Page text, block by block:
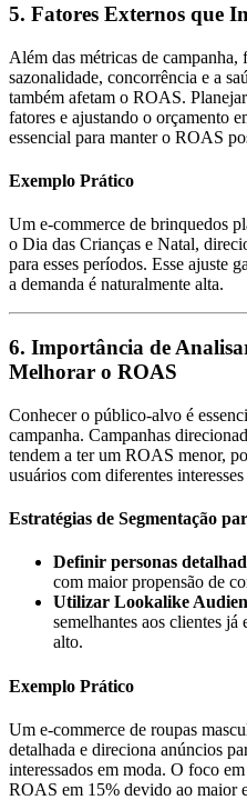
5. Fatores Externos que
Além das métricas de campanha,
sazonalidade, concorrência e a
também afetam o ROAS.
fatores e ajustando o orçamento
essencial para manter o ROAS
Exemplo Prático
Um e-commerce de brinquedos
o Dia das Crianças e Natal,
para esses períodos. Esse ajuste
a demanda é naturalmente alta.
6. Importância de
Melhorar o ROAS
Conhecer o público-alvo é
campanha. Campanhas
tendem a ter um ROAS menor,
usuários com diferentes
Estratégias de Segmentação
Definir personas
com maior propensão de
Utilizar Lookalike
semelhantes aos clientes
alto.
Exemplo Prático
Um e-commerce de roupas
detalhada e direciona anúncios
interessados em moda. O foco
ROAS em 15% devido ao maior